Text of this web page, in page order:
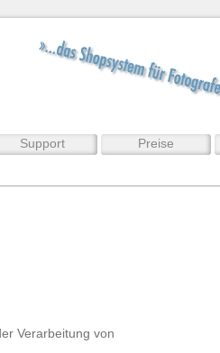
Support Preise
Verarbeitung von